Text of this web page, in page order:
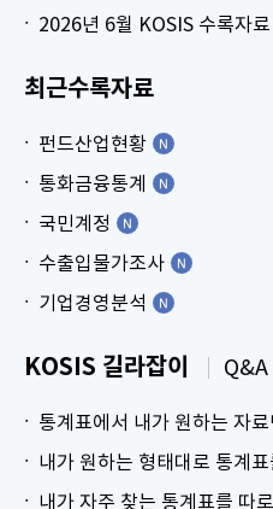
2026년 6월 KOSIS 수록자
최근수록자료
펀드산업현황
통화금융통계
국민계정
수출입물가조사
기업경영분석
KOSIS 길라잡이
통계표에서 내가 원하는 자
내가 자주 찾는 통계표를 따
Q&A